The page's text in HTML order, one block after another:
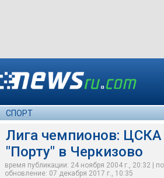
СПОРТ
Лига чемпионов: ЦСКА
"Порту" в Черкизово
время публикации: 24 ноября 2004 г., 20:32 |
обновление: 07 декабря 2017 г., 10:35